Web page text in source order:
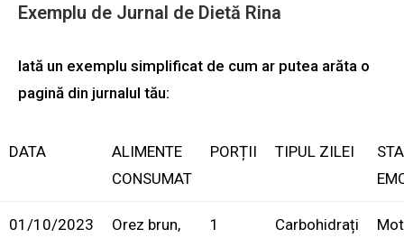
Exemplu de Jurnal de Dietă Rina
Iată un exemplu simplificat de cum ar putea arăta o
pagină din jurnalul tău:
DATA
ALIMENTE
CONSUMAT
PORȚII TIPUL ZILEI
01/10/2023
Orez brun,
1 Carbohidrați